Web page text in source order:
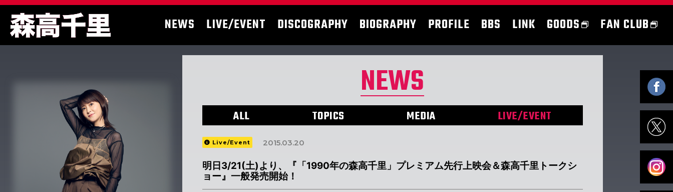
NEWS LIVE/EVENT DISCOGRAPHY BIOGRAPHY PROFILE BBS LINK GOODS FAN CLUB
NEWS
ALL TOPICS MEDIA LIVE/EVENT
Live/Event 2015.03.20
明日3/21(土)より、『「1990年の森高千里」プレミアム先行上映会＆森高千里トークシ
ョー』一般発売開始！